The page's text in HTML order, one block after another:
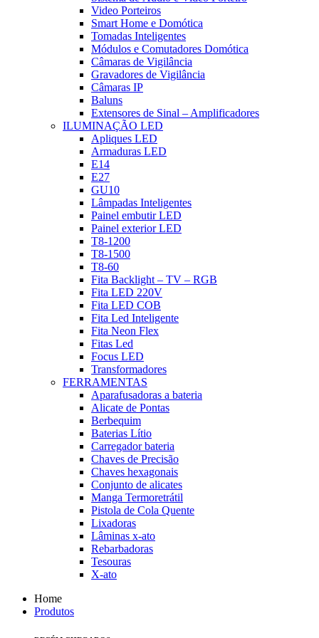
Video Porteiros
Smart Home e Domótica
Tomadas Inteligentes
Módulos e Comutadores Domótica
Câmaras de Vigilância
Gravadores de Vigilância
Câmaras IP
Baluns
Extensores de Sinal – Amplificadores
ILUMINAÇÃO LED
Apliques LED
Armaduras LED
E14
E27
GU10
Lâmpadas Inteligentes
Painel embutir LED
Painel exterior LED
T8-1200
T8-1500
T8-60
Fita Backlight – TV – RGB
Fita LED 220V
Fita LED COB
Fita Led Inteligente
Fita Neon Flex
Fitas Led
Focus LED
Transformadores
FERRAMENTAS
Aparafusadoras a bateria
Alicate de Pontas
Berbequim
Baterias Lítio
Carregador bateria
Chaves de Precisão
Chaves hexagonais
Conjunto de alicates
Manga Termoretrátil
Pistola de Cola Quente
Lixadoras
Lâminas x-ato
Rebarbadoras
Tesouras
X-ato
Home
Produtos